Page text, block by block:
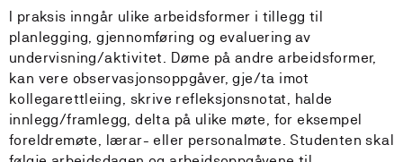
I praksis inngår ulike arbeidsformer i tillegg til
planlegging, gjennomføring og evaluering av
undervisning/aktivitet. Døme på andre arbeidsformer,
kan vere observasjonsoppgåver, gje/ta imot
kollegarettleiing, skrive refleksjonsnotat, halde
innlegg/framlegg, delta på ulike møte, for eksempel
foreldremøte, lærar- eller personalmøte. Studenten skal